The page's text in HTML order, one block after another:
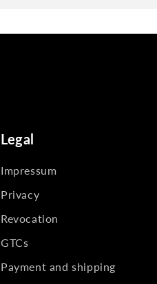
Legal
Impressum
Privacy
Revocation
GTCs
Payment and shipping